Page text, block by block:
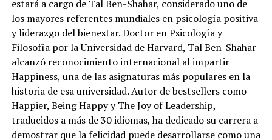
estará a cargo de Tal Ben-Shahar, considerado uno de
los mayores referentes mundiales en psicología positiva
y liderazgo del bienestar. Doctor en Psicología y
Filosofía por la Universidad de Harvard, Tal Ben-Shahar
alcanzó reconocimiento internacional al impartir
Happiness, una de las asignaturas más populares en la
historia de esa universidad. Autor de bestsellers como
Happier, Being Happy y The Joy of Leadership,
traducidos a más de 30 idiomas, ha dedicado su carrera a
demostrar que la felicidad puede desarrollarse como una